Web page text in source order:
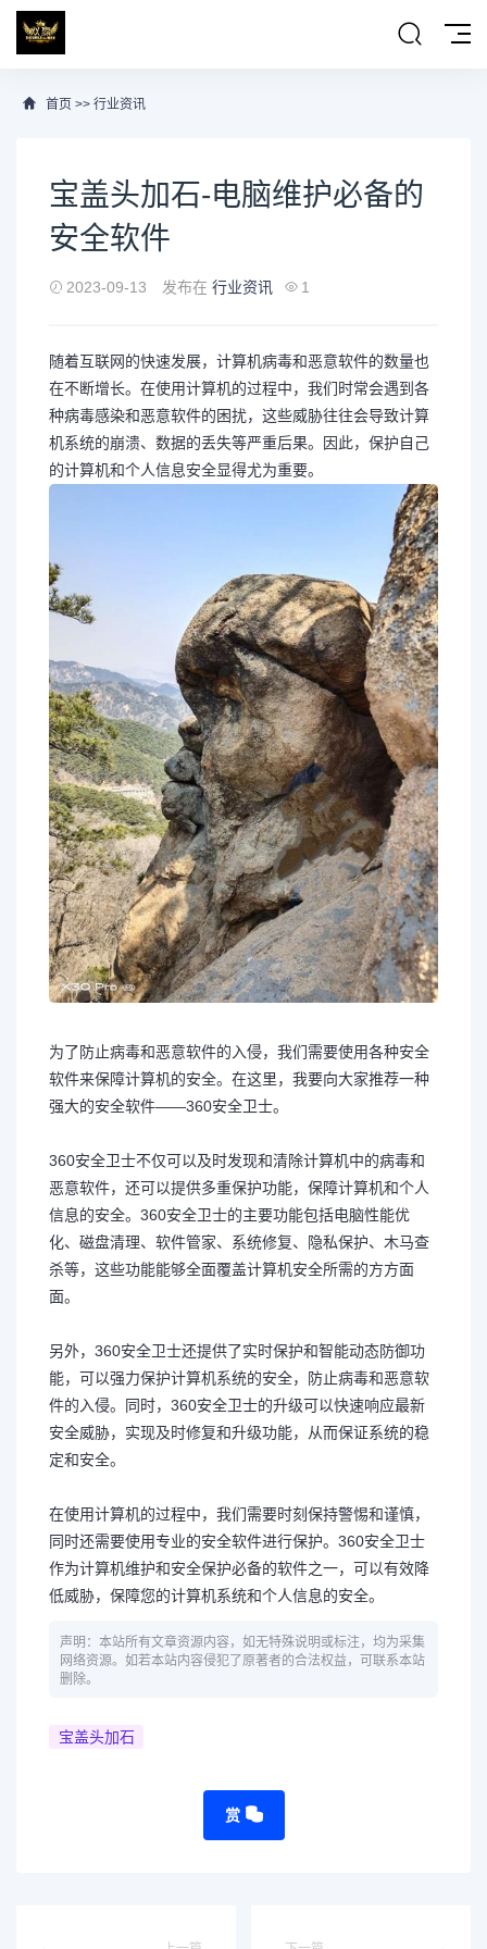
首页 >> 行业资讯
宝盖头加石-电脑维护必备的
安全软件
2023-09-13 发布在 行业资讯 1
随着互联网的快速发展，计算机病毒和恶意软件的数量也
在不断增长。在使用计算机的过程中，我们时常会遇到各
种病毒感染和恶意软件的困扰，这些威胁往往会导致计算
机系统的崩溃、数据的丢失等严重后果。因此，保护自己
的计算机和个人信息安全显得尤为重要。
为了防止病毒和恶意软件的入侵，我们需要使用各种安全
软件来保障计算机的安全。在这里，我要向大家推荐一种
强大的安全软件——360安全卫士。
360安全卫士不仅可以及时发现和清除计算机中的病毒和
恶意软件，还可以提供多重保护功能，保障计算机和个人
信息的安全。360安全卫士的主要功能包括电脑性能优
化、磁盘清理、软件管家、系统修复、隐私保护、木马查
杀等，这些功能能够全面覆盖计算机安全所需的方方面
面。
另外，360安全卫士还提供了实时保护和智能动态防御功
能，可以强力保护计算机系统的安全，防止病毒和恶意软
件的入侵。同时，360安全卫士的升级可以快速响应最新
安全威胁，实现及时修复和升级功能，从而保证系统的稳
定和安全。
在使用计算机的过程中，我们需要时刻保持警惕和谨慎，
同时还需要使用专业的安全软件进行保护。360安全卫士
作为计算机维护和安全保护必备的软件之一，可以有效降
低威胁，保障您的计算机系统和个人信息的安全。
声明：本站所有文章资源内容，如无特殊说明或标注，均为采集
网络资源。如若本站内容侵犯了原著者的合法权益，可联系本站
删除。
宝盖头加石
赏